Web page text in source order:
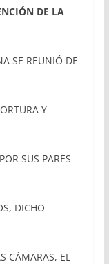
DE LA
SE REUNIÓ DE
Y
SUS PARES
DICHO
CÁMARAS, EL